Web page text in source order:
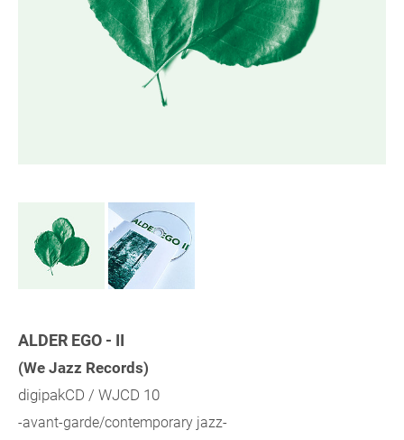
ALDER EGO - II
(We Jazz Records)
digipakCD / WJCD 10
-avant-garde/contemporary jazz-